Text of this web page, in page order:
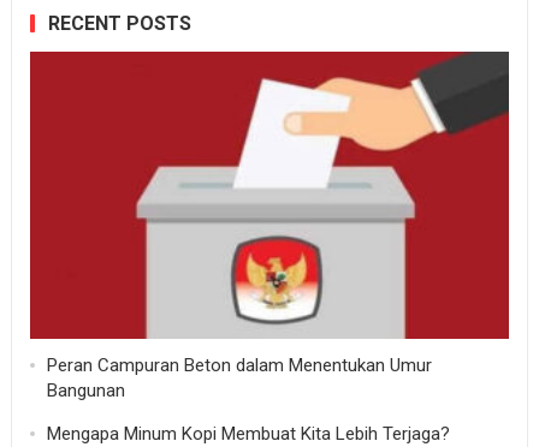
RECENT POSTS
Peran Campuran Beton dalam Menentukan Umur
Bangunan
Mengapa Minum Kopi Membuat Kita Lebih Terjaga?